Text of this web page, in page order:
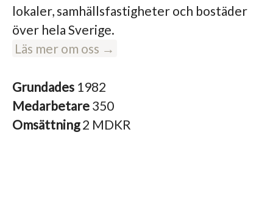
lokaler, samhällsfastigheter och bostäder
över hela Sverige.
Läs mer om oss →
Grundades 1982
Medarbetare 350
Omsättning2 MDKR